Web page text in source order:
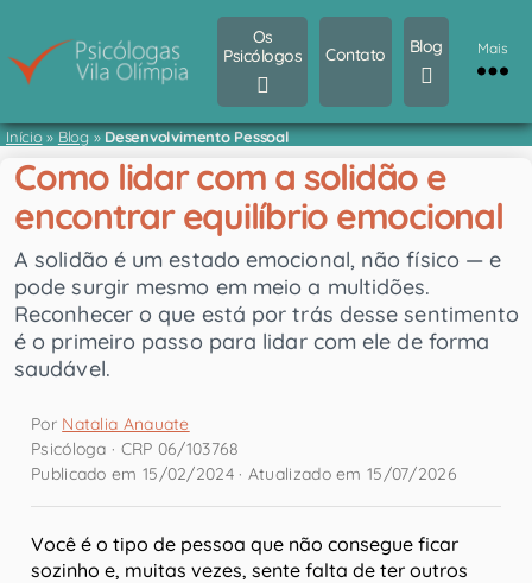
Os
Psicólogos
Contato Blog Mais
Início»Blog»Desenvolvimento Pessoal
Como lidar com a solidão e
encontrar equilíbrio emocional
A solidão é um estado emocional, não físico — e
pode surgir mesmo em meio a multidões.
Reconhecer o que está por trás desse sentimento
é o primeiro passo para lidar com ele de forma
saudável.
Por Natalia Anauate
Psicóloga · CRP 06/103768
Publicado em 15/02/2024 · Atualizado em 15/07/2026
Você é o tipo de pessoa que não consegue ficar
sozinho e, muitas vezes, sente falta de ter outros